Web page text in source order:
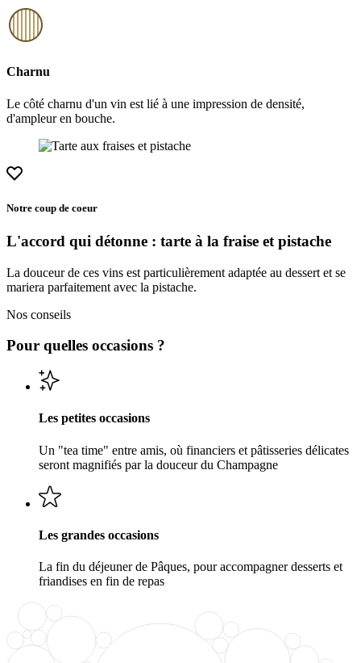
Charnu
Le côté charnu d'un vin est lié à une impression de densité,
d'ampleur en bouche.
Notre coup de coeur
L'accord qui détonne : tarte à la fraise et pistache
La douceur de ces vins est particulièrement adaptée au dessert et se
mariera parfaitement avec la pistache.
Nos conseils
Pour quelles occasions ?
Les petites occasions
Un "tea time" entre amis, où financiers et pâtisseries délicates
seront magnifiés par la douceur du Champagne
Les grandes occasions
La fin du déjeuner de Pâques, pour accompagner desserts et
friandises en fin de repas